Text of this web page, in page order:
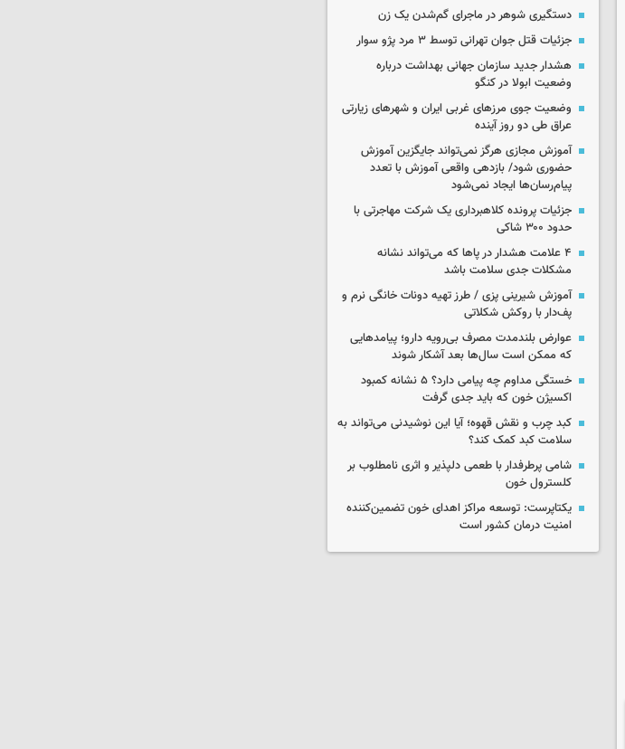
دستگیری شوهر در ماجرای گم‌شدن یک زن
جزئیات قتل جوان تهرانی توسط ۳ مرد پژو سوار
هشدار جدید سازمان جهانی بهداشت درباره
وضعیت ابولا در کنگو
وضعیت جوی مرزهای غربی ایران و شهرهای زیارتی
عراق طی دو روز آینده
آموزش مجازی هرگز نمی‌تواند جایگزین آموزش
حضوری شود/ بازدهی واقعی آموزش با تعدد
پیام‌رسان‌ها ایجاد نمی‌شود
جزئیات پرونده کلاهبرداری یک شرکت مهاجرتی با
حدود ۳۰۰ شاکی
۴ علامت هشدار در پاها که می‌تواند نشانه
مشکلات جدی سلامت باشد
آموزش شیرینی پزی / طرز تهیه دونات خانگی نرم و
پف‌دار با روکش شکلاتی
عوارض بلندمدت مصرف بی‌رویه دارو؛ پیامدهایی
که ممکن است سال‌ها بعد آشکار شوند
خستگی مداوم چه پیامی دارد؟ ۵ نشانه کمبود
اکسیژن خون که باید جدی گرفت
کبد چرب و نقش قهوه؛ آیا این نوشیدنی می‌تواند به
سلامت کبد کمک کند؟
شامی پرطرفدار با طعمی دلپذیر و اثری نامطلوب بر
کلسترول خون
یکتاپرست: توسعه مراکز اهدای خون تضمین‌کننده
امنیت درمان کشور است